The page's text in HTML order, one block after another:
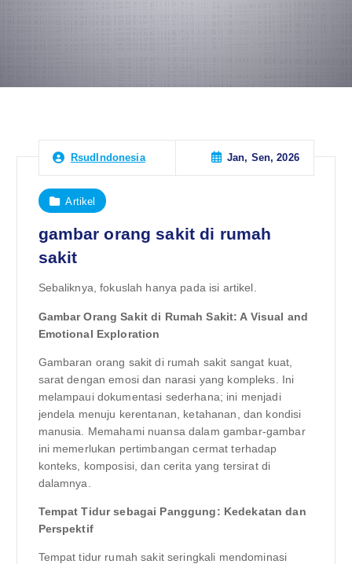
RsudIndonesia Jan, Sen, 2026
Artikel
gambar orang sakit di rumah
sakit
Sebaliknya, fokuslah hanya pada isi artikel.
Gambar Orang Sakit di Rumah Sakit: A Visual and
Emotional Exploration
Gambaran orang sakit di rumah sakit sangat kuat,
sarat dengan emosi dan narasi yang kompleks. Ini
melampaui dokumentasi sederhana; ini menjadi
jendela menuju kerentanan, ketahanan, dan kondisi
manusia. Memahami nuansa dalam gambar-gambar
ini memerlukan pertimbangan cermat terhadap
konteks, komposisi, dan cerita yang tersirat di
dalamnya.
Tempat Tidur sebagai Panggung: Kedekatan dan
Perspektif
Tempat tidur rumah sakit seringkali mendominasi